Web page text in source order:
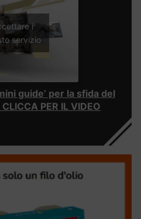
i
servizio
guide’ per la sfida del
PER IL VIDEO